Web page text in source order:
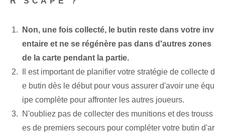
Non, une fois collecté, le butin reste dans votre inv
entaire et ne se régénère pas dans d'autres zones
de la carte pendant la partie.
Il est important de planifier votre stratégie de collecte d
e butin dès le début pour vous assurer d'avoir une équ
ipe complète pour affronter les autres joueurs.
N'oubliez pas de collecter des munitions et des trouss
es de premiers secours pour compléter votre butin d'ar